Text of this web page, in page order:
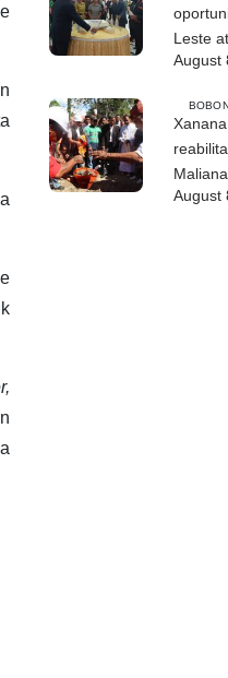
Leste
August
August